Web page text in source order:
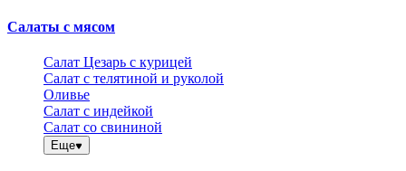
Салаты с мясом
Салат Цезарь с курицей
Салат с телятиной и руколой
Оливье
Салат с индейкой
Салат со свининой
Еще